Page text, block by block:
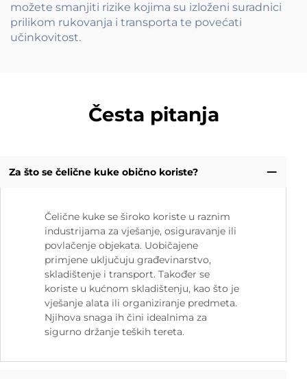
možete smanjiti rizike kojima su izloženi suradnici
prilikom rukovanja i transporta te povećati
učinkovitost.
Česta pitanja
Za što se čelične kuke obično koriste?
Čelične kuke se široko koriste u raznim
industrijama za vješanje, osiguravanje ili
povlačenje objekata. Uobičajene
primjene uključuju građevinarstvo,
skladištenje i transport. Također se
koriste u kućnom skladištenju, kao što je
vješanje alata ili organiziranje predmeta.
Njihova snaga ih čini idealnima za
sigurno držanje teških tereta.